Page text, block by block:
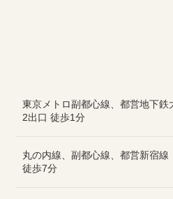
東京メトロ副都心線、都営地下鉄
2出口 徒歩1分
丸の内線、副都心線、都営新宿線
徒歩7分